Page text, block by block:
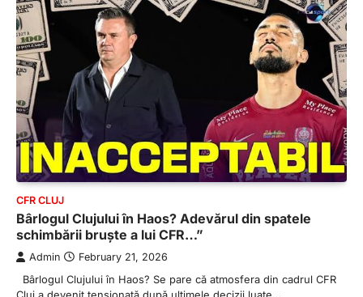
CFR CLUJ
Bârlogul Clujului în Haos? Adevărul din spatele
schimbării bruște a lui CFR…”
Admin February 21, 2026
Bârlogul Clujului în Haos? Se pare că atmosfera din cadrul CFR